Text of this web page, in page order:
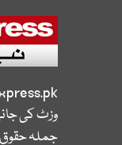
وزٹ کی
جملہ